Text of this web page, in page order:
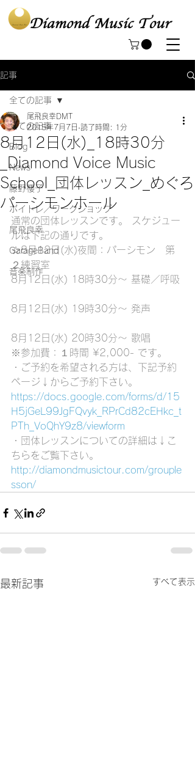
記事
全ての記事
Blog
News
藤野櫻子
ボイトレ／ワークショップ
尾飛良幸
GarageBand
音楽制作
全ての記事
8月12日(水)_18時30分
_Diamond Voice Music
School_団体レッスン_めぐろ
パーシモンホール
尾飛良幸DMT
2015年7月7日 読了時間: 1分
通常の団体レッスンです。 スケジュー
ルは下記の通りです。
☆8月12日(水)夜間：パーシモン　第
２練習室
8月12日(水) 18時30分～ 基礎／呼吸
8月12日(水) 19時30分～ 発声
8月12日(水) 20時30分～ 歌唱
※参加費：１時間 ¥2,000- です。
・ご予約を希望される方は、下記予約
ページ↓からご予約下さい。
https://docs.google.com/forms/d/15
H5jGeL99JgFQvyk_RPrCd82cEHkc_t
PTh_VoQhY9z8/viewform
・団体レッスンについての詳細は↓こ
ちらをご覧下さい。
http://diamondmusictour.com/grouple
sson/
最新記事 すべて表示